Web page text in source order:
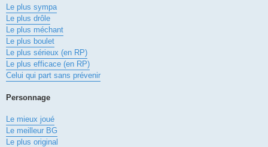
Le plus sympa
Le plus drôle
Le plus méchant
Le plus boulet
Le plus sérieux (en RP)
Le plus efficace (en RP)
Celui qui part sans prévenir
Personnage
Le mieux joué
Le meilleur BG
Le plus original